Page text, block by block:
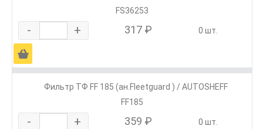
FS36253
- + 317 ₽ 0 шт.
Ä
Фильтр ТФ FF 185 (ан.Fleetguard ) / AUTOSHEFF
FF185
- + 359 ₽ 0 шт.